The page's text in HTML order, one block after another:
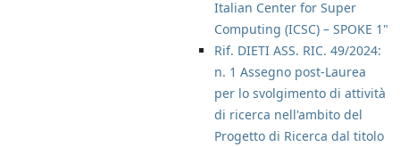
Italian Center for Super
Computing (ICSC) – SPOKE 1"
Rif. DIETI ASS. RIC. 49/2024:
n. 1 Assegno post-Laurea
per lo svolgimento di attività
di ricerca nell'ambito del
Progetto di Ricerca dal titolo